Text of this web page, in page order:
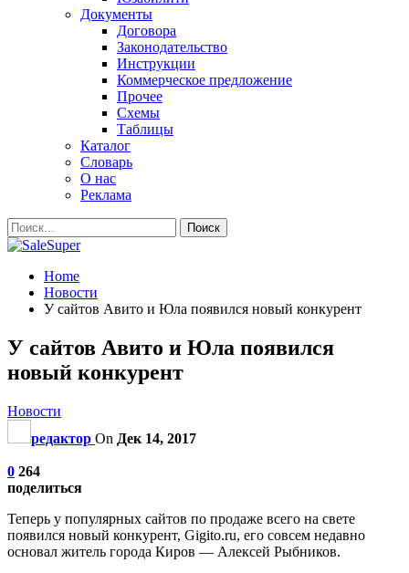
Документы
Договора
Законодательство
Инструкции
Коммерческое предложение
Прочее
Схемы
Таблицы
Каталог
Словарь
О нас
Реклама
Home
Новости
У сайтов Авито и Юла появился новый конкурент
У сайтов Авито и Юла появился
новый конкурент
Новости
редактор On Дек 14, 2017
0 264
поделиться
Теперь у популярных сайтов по продаже всего на свете
появился новый конкурент, Gigito.ru, его совсем недавно
основал житель города Киров — Алексей Рыбников.